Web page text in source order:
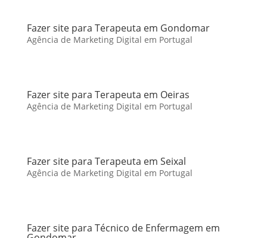
Fazer site para Terapeuta em Gondomar
Agência de Marketing Digital em Portugal
Fazer site para Terapeuta em Oeiras
Agência de Marketing Digital em Portugal
Fazer site para Terapeuta em Seixal
Agência de Marketing Digital em Portugal
Fazer site para Técnico de Enfermagem em